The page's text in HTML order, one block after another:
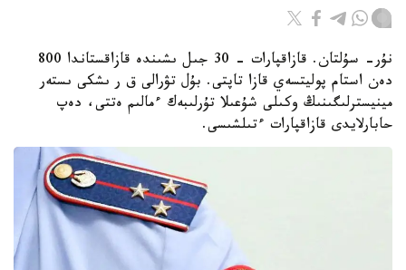
نۇر- سۇلتان. قازاقپارات - 30 جىل ىشىندە قازاقستاندا 800
دەن استام پوليتسەي قازا تاپتى. بۇل تۋرالى ق ر ىشكى ىستەر
مينيسترلىگىنىڭ وكىلى شۇعىلا تۇرلىبەك ءمالىم ەتتى، دەپ
حابارلايدى قازاقپارات ءتىلشىسى.